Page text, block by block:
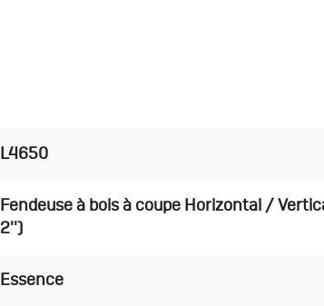
L4650
Fendeuse à bois à coupe Horizontal /
2'')
Essence